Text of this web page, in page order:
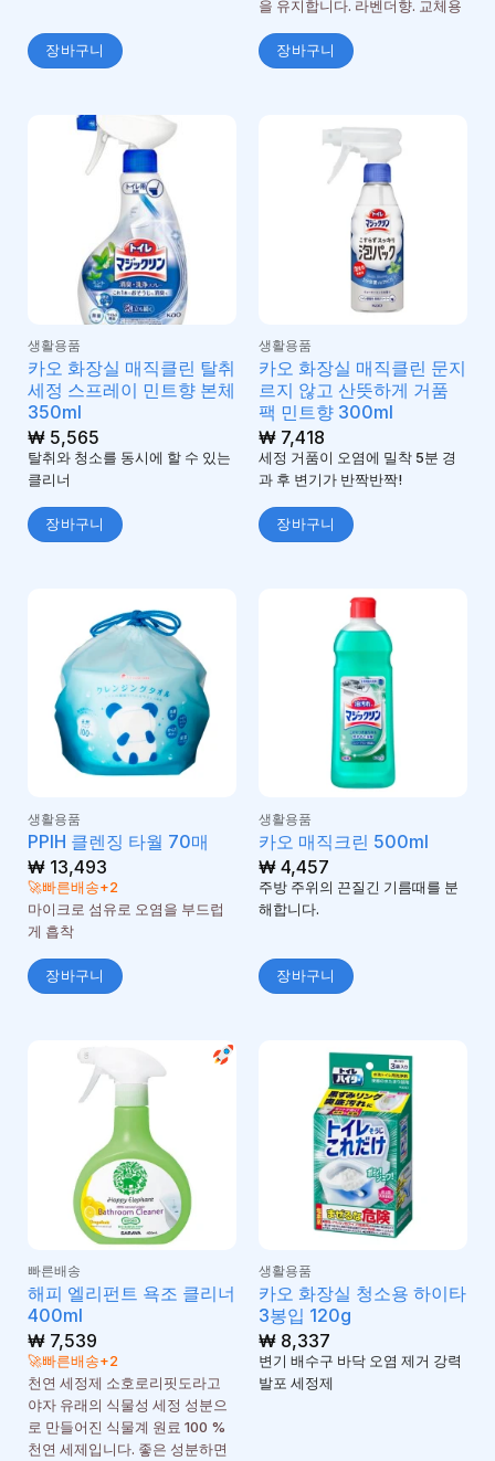
장바구니
을 유지합니다. 라벤더향. 교체용
장바구니
생활용품
카오 화장실 매직클린 탈취
세정 스프레이 민트향 본체
350ml
₩5,565
탈취와 청소를 동시에 할 수 있는
클리너
장바구니
생활용품
카오 화장실 매직클린 문지
르지 않고 산뜻하게 거품
팩 민트향 300ml
₩7,418
세정 거품이 오염에 밀착 5분 경
과 후 변기가 반짝반짝!
장바구니
생활용품
PPIH 클렌징 타월 70매
₩13,493
🚀빠른배송+2
마이크로 섬유로 오염을 부드럽
게 흡착
장바구니
생활용품
카오 매직크린 500ml
₩4,457
주방 주위의 끈질긴 기름때를 분
해합니다.
장바구니
빠른배송
해피 엘리펀트 욕조 클리너
400ml
₩7,539
🚀빠른배송+2
천연 세정제 소호로리핏도라고
야자 유래의 식물성 세정 성분으
로 만들어진 식물계 원료 100 %
천연 세제입니다. 좋은 성분하면
생활용품
카오 화장실 청소용 하이타
3봉입 120g
₩8,337
변기 배수구 바닥 오염 제거 강력
발포 세정제